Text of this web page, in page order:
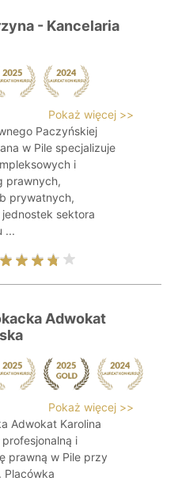
- Kancelaria
Pokaż więcej >>
Paczyńskiej
w Pile specjalizuje
i
prawnych,
prywatnych,
sektora
...
Adwokat
Pokaż więcej >>
Adwokat Karolina
i
prawną w Pile przy
Placówka